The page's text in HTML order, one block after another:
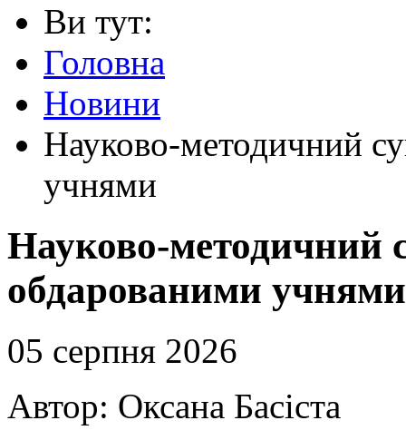
Ви тут:
Головна
Новини
Науково-методичний
учнями
Науково-методичний
обдарованими учнями
05 серпня 2026
Автор: Оксана Басіста